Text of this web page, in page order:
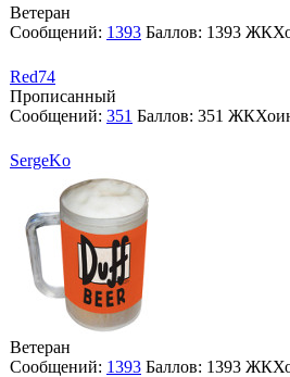
Ветеран
Сообщений: 1393 Баллов: 1393
Red74
Прописанный
Сообщений: 351 Баллов: 351
SergeKo
Ветеран
Сообщений: 1393 Баллов: 1393